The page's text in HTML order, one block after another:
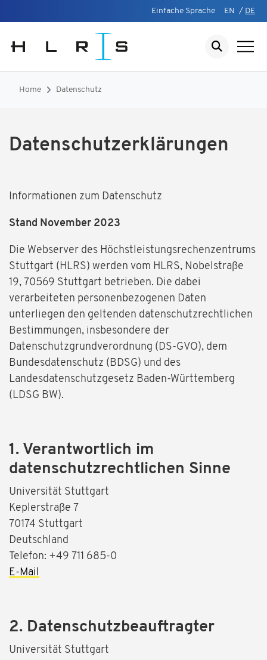
Einfache Sprache EN / DE
Home Datenschutz
Datenschutzerklärungen
Informationen zum Datenschutz
Stand November 2023
Die Webserver des Höchstleistungsrechenzentrums
Stuttgart (HLRS) werden vom HLRS, Nobelstraße
19, 70569 Stuttgart betrieben. Die dabei
verarbeiteten personenbezogenen Daten
unterliegen den geltenden datenschutzrechtlichen
Bestimmungen, insbesondere der
Datenschutzgrundverordnung (DS-GVO), dem
Bundesdatenschutz (BDSG) und des
Landesdatenschutzgesetz Baden-Württemberg
(LDSG BW).
1. Verantwortlich im
datenschutzrechtlichen Sinne
Universität Stuttgart
Keplerstraße 7
70174 Stuttgart
Deutschland
Telefon: +49 711 685-0
E-Mail
2. Datenschutzbeauftragter
Universität Stuttgart